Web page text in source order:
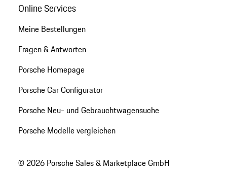
Online Services
Meine Bestellungen
Fragen & Antworten
Porsche Homepage
Porsche Car Configurator
Porsche Neu- und Gebrauchtwagensuche
Porsche Modelle vergleichen
© 2026 Porsche Sales & Marketplace GmbH